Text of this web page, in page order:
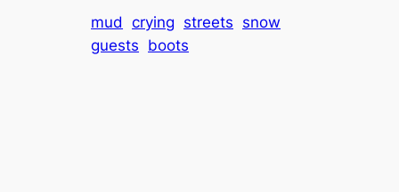
mud crying streets snow
guests boots